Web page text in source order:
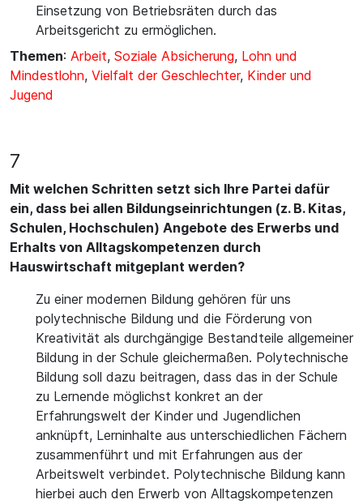
Einsetzung von Betriebsräten durch das
Arbeitsgericht zu ermöglichen.
Themen: Arbeit, Soziale Absicherung, Lohn und
Mindestlohn, Vielfalt der Geschlechter, Kinder und
Jugend
7
Mit welchen Schritten setzt sich Ihre Partei dafür
ein, dass bei allen Bildungseinrichtungen (z. B. Kitas,
Schulen, Hochschulen) Angebote des Erwerbs und
Erhalts von Alltagskompetenzen durch
Hauswirtschaft mitgeplant werden?
Zu einer modernen Bildung gehören für uns
polytechnische Bildung und die Förderung von
Kreativität als durchgängige Bestandteile allgemeiner
Bildung in der Schule gleichermaßen. Polytechnische
Bildung soll dazu beitragen, dass das in der Schule
zu Lernende möglichst konkret an der
Erfahrungswelt der Kinder und Jugendlichen
anknüpft, Lerninhalte aus unterschiedlichen Fächern
zusammenführt und mit Erfahrungen aus der
Arbeitswelt verbindet. Polytechnische Bildung kann
hierbei auch den Erwerb von Alltagskompetenzen